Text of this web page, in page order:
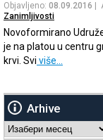
Objavljeno: 08.09.2016 |
Zanimljivosti
Novoformirano
je na platou u centru
krvi. Svi više…
Arhive
Arhive